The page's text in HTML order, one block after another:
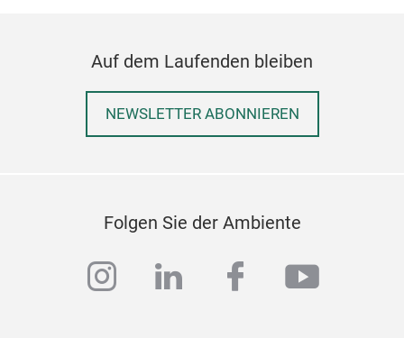
Auf dem Laufenden bleiben
NEWSLETTER ABONNIEREN
Folgen Sie der Ambiente
instagram
linkedinfacebook